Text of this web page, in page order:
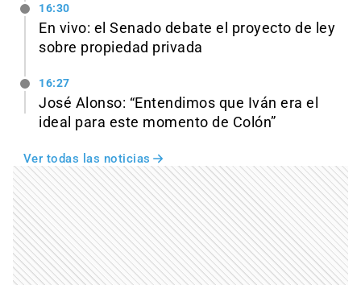
16:30
En vivo: el Senado debate el proyecto de ley
sobre propiedad privada
16:27
José Alonso: “Entendimos que Iván era el
ideal para este momento de Colón”
Ver todas las noticias